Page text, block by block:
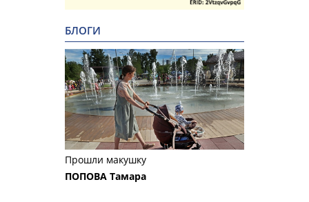
БЛОГИ
Прошли макушку
ПОПОВА Тамара